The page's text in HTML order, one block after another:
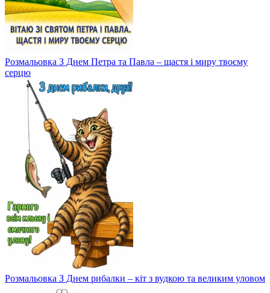
Розмальовка З Днем Петра та Павла – щастя і миру твоєму
серцю
Розмальовка З Днем рибалки – кіт з вудкою та великим уловом